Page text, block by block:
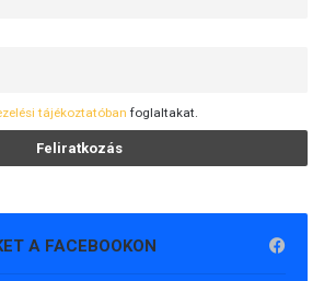
tájékoztatóban foglaltakat.
A FACEBOOKON